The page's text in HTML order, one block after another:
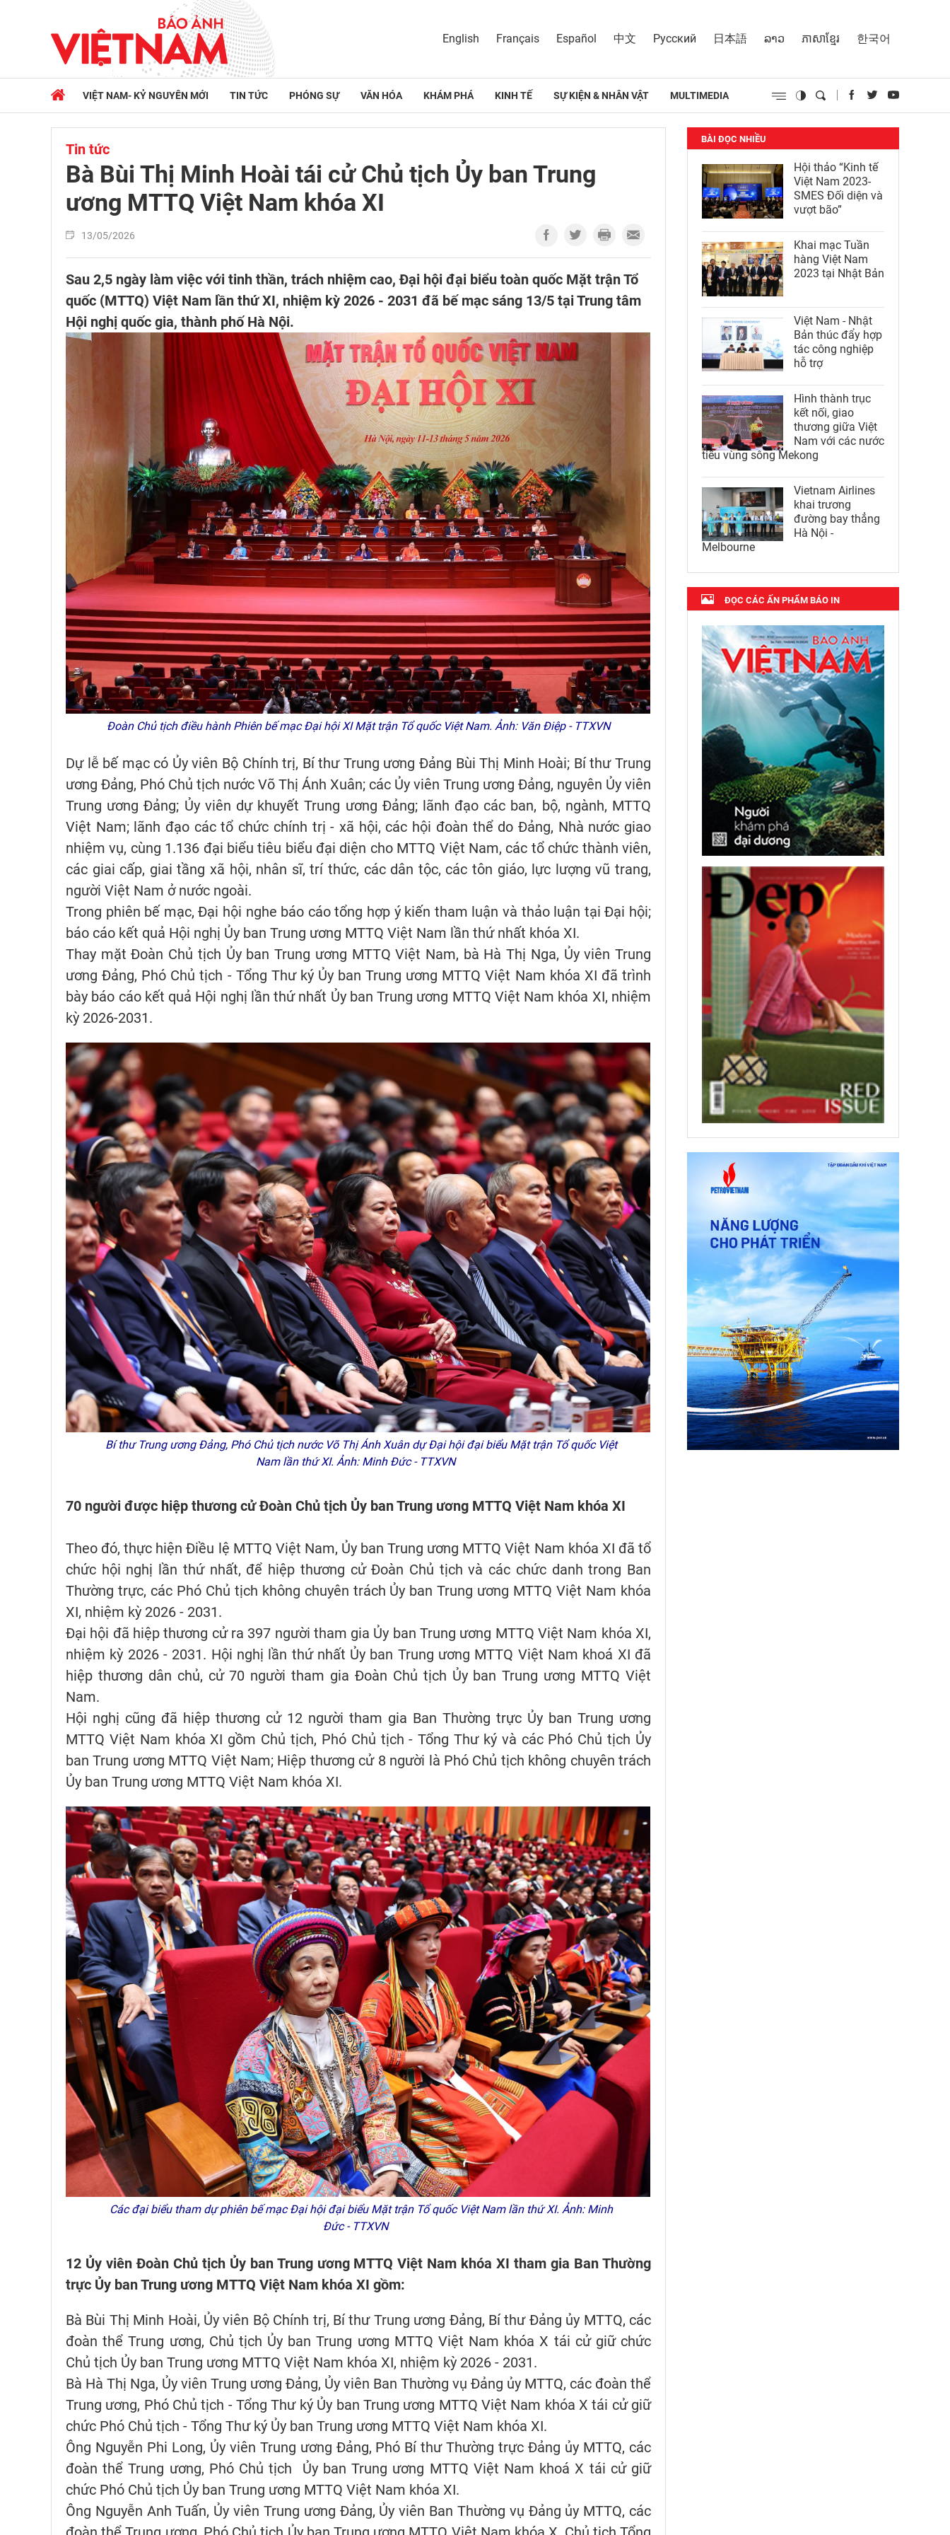
English Français Español 中文 Русский 日本語 ລາວ ភាសាខ្មែរ 한국어
VIỆT NAM- KỶ NGUYÊN MỚI TIN TỨC PHÓNG SỰ VĂN HÓA KHÁM PHÁ KINH TẾ SỰ KIỆN & NHÂN VẬT MULTIMEDIA
Tin tức
Bà Bùi Thị Minh Hoài tái cử Chủ tịch Ủy ban Trung
ương MTTQ Việt Nam khóa XI
13/05/2026
Sau 2,5 ngày làm việc với tinh thần, trách nhiệm cao, Đại hội đại biểu toàn quốc Mặt trận Tổ
quốc (MTTQ) Việt Nam lần thứ XI, nhiệm kỳ 2026 - 2031 đã bế mạc sáng 13/5 tại Trung tâm
Hội nghị quốc gia, thành phố Hà Nội.
Đoàn Chủ tịch điều hành Phiên bế mạc Đại hội XI Mặt trận Tổ quốc Việt Nam. Ảnh: Văn Điệp - TTXVN
Dự lễ bế mạc có Ủy viên Bộ Chính trị, Bí thư Trung ương Đảng Bùi Thị Minh Hoài; Bí thư Trung
ương Đảng, Phó Chủ tịch nước Võ Thị Ánh Xuân; các Ủy viên Trung ương Đảng, nguyên Ủy viên
Trung ương Đảng; Ủy viên dự khuyết Trung ương Đảng; lãnh đạo các ban, bộ, ngành, MTTQ
Việt Nam; lãnh đạo các tổ chức chính trị - xã hội, các hội đoàn thể do Đảng, Nhà nước giao
nhiệm vụ, cùng 1.136 đại biểu tiêu biểu đại diện cho MTTQ Việt Nam, các tổ chức thành viên,
các giai cấp, giai tầng xã hội, nhân sĩ, trí thức, các dân tộc, các tôn giáo, lực lượng vũ trang,
người Việt Nam ở nước ngoài.
Trong phiên bế mạc, Đại hội nghe báo cáo tổng hợp ý kiến tham luận và thảo luận tại Đại hội;
báo cáo kết quả Hội nghị Ủy ban Trung ương MTTQ Việt Nam lần thứ nhất khóa XI.
Thay mặt Đoàn Chủ tịch Ủy ban Trung ương MTTQ Việt Nam, bà Hà Thị Nga, Ủy viên Trung
ương Đảng, Phó Chủ tịch - Tổng Thư ký Ủy ban Trung ương MTTQ Việt Nam khóa XI đã trình
bày báo cáo kết quả Hội nghị lần thứ nhất Ủy ban Trung ương MTTQ Việt Nam khóa XI, nhiệm
kỳ 2026-2031.
Bí thư Trung ương Đảng, Phó Chủ tịch nước Võ Thị Ánh Xuân dự Đại hội đại biểu Mặt trận Tổ quốc Việt
Nam lần thứ XI. Ảnh: Minh Đức - TTXVN
70 người được hiệp thương cử Đoàn Chủ tịch Ủy ban Trung ương MTTQ Việt Nam khóa XI
Theo đó, thực hiện Điều lệ MTTQ Việt Nam, Ủy ban Trung ương MTTQ Việt Nam khóa XI đã tổ
chức hội nghị lần thứ nhất, để hiệp thương cử Đoàn Chủ tịch và các chức danh trong Ban
Thường trực, các Phó Chủ tịch không chuyên trách Ủy ban Trung ương MTTQ Việt Nam khóa
XI, nhiệm kỳ 2026 - 2031.
Đại hội đã hiệp thương cử ra 397 người tham gia Ủy ban Trung ương MTTQ Việt Nam khóa XI,
nhiệm kỳ 2026 - 2031. Hội nghị lần thứ nhất Ủy ban Trung ương MTTQ Việt Nam khoá XI đã
hiệp thương dân chủ, cử 70 người tham gia Đoàn Chủ tịch Ủy ban Trung ương MTTQ Việt
Nam.
Hội nghị cũng đã hiệp thương cử 12 người tham gia Ban Thường trực Ủy ban Trung ương
MTTQ Việt Nam khóa XI gồm Chủ tịch, Phó Chủ tịch - Tổng Thư ký và các Phó Chủ tịch Ủy
ban Trung ương MTTQ Việt Nam; Hiệp thương cử 8 người là Phó Chủ tịch không chuyên trách
Ủy ban Trung ương MTTQ Việt Nam khóa XI.
Các đại biểu tham dự phiên bế mạc Đại hội đại biểu Mặt trận Tổ quốc Việt Nam lần thứ XI. Ảnh: Minh
Đức - TTXVN
12 Ủy viên Đoàn Chủ tịch Ủy ban Trung ương MTTQ Việt Nam khóa XI tham gia Ban Thường
trực Ủy ban Trung ương MTTQ Việt Nam khóa XI gồm:
Bà Bùi Thị Minh Hoài, Ủy viên Bộ Chính trị, Bí thư Trung ương Đảng, Bí thư Đảng ủy MTTQ, các
đoàn thể Trung ương, Chủ tịch Ủy ban Trung ương MTTQ Việt Nam khóa X tái cử giữ chức
Chủ tịch Ủy ban Trung ương MTTQ Việt Nam khóa XI, nhiệm kỳ 2026 - 2031.
Bà Hà Thị Nga, Ủy viên Trung ương Đảng, Ủy viên Ban Thường vụ Đảng ủy MTTQ, các đoàn thể
Trung ương, Phó Chủ tịch - Tổng Thư ký Ủy ban Trung ương MTTQ Việt Nam khóa X tái cử giữ
chức Phó Chủ tịch - Tổng Thư ký Ủy ban Trung ương MTTQ Việt Nam khóa XI.
Ông Nguyễn Phi Long, Ủy viên Trung ương Đảng, Phó Bí thư Thường trực Đảng ủy MTTQ, các
đoàn thể Trung ương, Phó Chủ tịch Ủy ban Trung ương MTTQ Việt Nam khoá X tái cử giữ
chức Phó Chủ tịch Ủy ban Trung ương MTTQ Việt Nam khóa XI.
Ông Nguyễn Anh Tuấn, Ủy viên Trung ương Đảng, Ủy viên Ban Thường vụ Đảng ủy MTTQ, các
BÀI ĐỌC NHIỀU
Hội thảo “Kinh tế
Việt Nam 2023-
SMES Đối diện và
vượt bão”
Khai mạc Tuần
hàng Việt Nam
2023 tại Nhật Bản
Việt Nam - Nhật
Bản thúc đẩy hợp
tác công nghiệp
hỗ trợ
Hình thành trục
kết nối, giao
thương giữa Việt
Nam với các nước
tiểu vùng sông Mekong
Vietnam Airlines
khai trương
đường bay thẳng
Hà Nội -
Melbourne
ĐỌC CÁC ẤN PHẨM BÁO IN